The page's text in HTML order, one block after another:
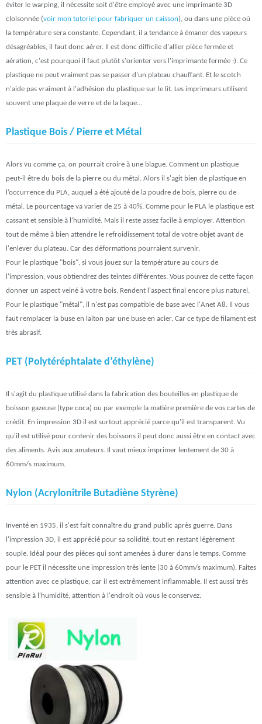
éviter le warping, il nécessite soit d'être employé avec une imprimante 3D
cloisonnée (voir mon tutoriel pour fabriquer un caisson), ou dans une pièce où
la température sera constante. Cependant, il a tendance à émaner des vapeurs
désagréables, il faut donc aérer. Il est donc difficile d'allier pièce fermée et
aération, c'est pourquoi il faut plutôt s'orienter vers l'imprimante fermée :). Ce
plastique ne peut vraiment pas se passer d'un plateau chauffant. Et le scotch
n'aide pas vraiment à l'adhésion du plastique sur le lit. Les imprimeurs utilisent
souvent une plaque de verre et de la laque...
Plastique Bois / Pierre et Métal
Alors vu comme ça, on pourrait croire à une blague. Comment un plastique
peut-il être du bois de la pierre ou du métal. Alors il s'agit bien de plastique en
l’occurrence du PLA, auquel a été ajouté de la poudre de bois, pierre ou de
métal. Le pourcentage va varier de 25 à 40%. Comme pour le PLA le plastique est
cassant et sensible à l'humidité. Mais il reste assez facile à employer. Attention
tout de même à bien attendre le refroidissement total de votre objet avant de
l'enlever du plateau. Car des déformations pourraient survenir.
Pour le plastique "bois", si vous jouez sur la température au cours de
l'impression, vous obtiendrez des teintes différentes. Vous pouvez de cette façon
donner un aspect veiné à votre bois. Rendent l'aspect final encore plus naturel.
Pour le plastique "métal", il n'est pas compatible de base avec l'Anet A8. Il vous
faut remplacer la buse en laiton par une buse en acier. Car ce type de filament est
très abrasif.
PET (Polytéréphtalate d’éthylène)
Il s'agit du plastique utilisé dans la fabrication des bouteilles en plastique de
boisson gazeuse (type coca) ou par exemple la matière première de vos cartes de
crédit. En impression 3D il est surtout apprécié parce qu'il est transparent. Vu
qu'il est utilisé pour contenir des boissons il peut donc aussi être en contact avec
des aliments. Avis aux amateurs. Il vaut mieux imprimer lentement de 30 à
60mm/s maximum.
Nylon (Acrylonitrile Butadiène Styrène)
Inventé en 1935, il s'est fait connaître du grand public après guerre. Dans
l'impression 3D, il est apprécié pour sa solidité, tout en restant légèrement
souple. Idéal pour des pièces qui sont amenées à durer dans le temps. Comme
pour le PET il nécessite une impression très lente (30 à 60mm/s maximum). Faites
attention avec ce plastique, car il est extrêmement inflammable. Il est aussi très
sensible à l'humidité, attention à l'endroit où vous le conservez.